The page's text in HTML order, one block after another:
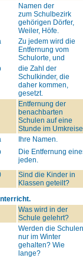
Namen der
zum Schulbezirk
gehörigen Dörfer,
Weiler, Höfe.
Zu jedem wird die
Entfernung vom
Schulorte, und
die Zahl der
Schulkinder, die
daher kommen,
gesetzt.
Entfernung der
benachbarten
Schulen auf eine
Stunde im
Ihre Namen.
Die Entfernung
jeden.
Sind die Kinder in
Klassen geteilt?
Was wird in der
Schule gelehrt?
Werden die Schulen
nur im Winter
gehalten? Wie
lange?